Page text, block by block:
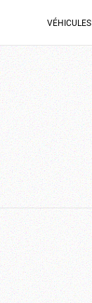
VÉHICULES